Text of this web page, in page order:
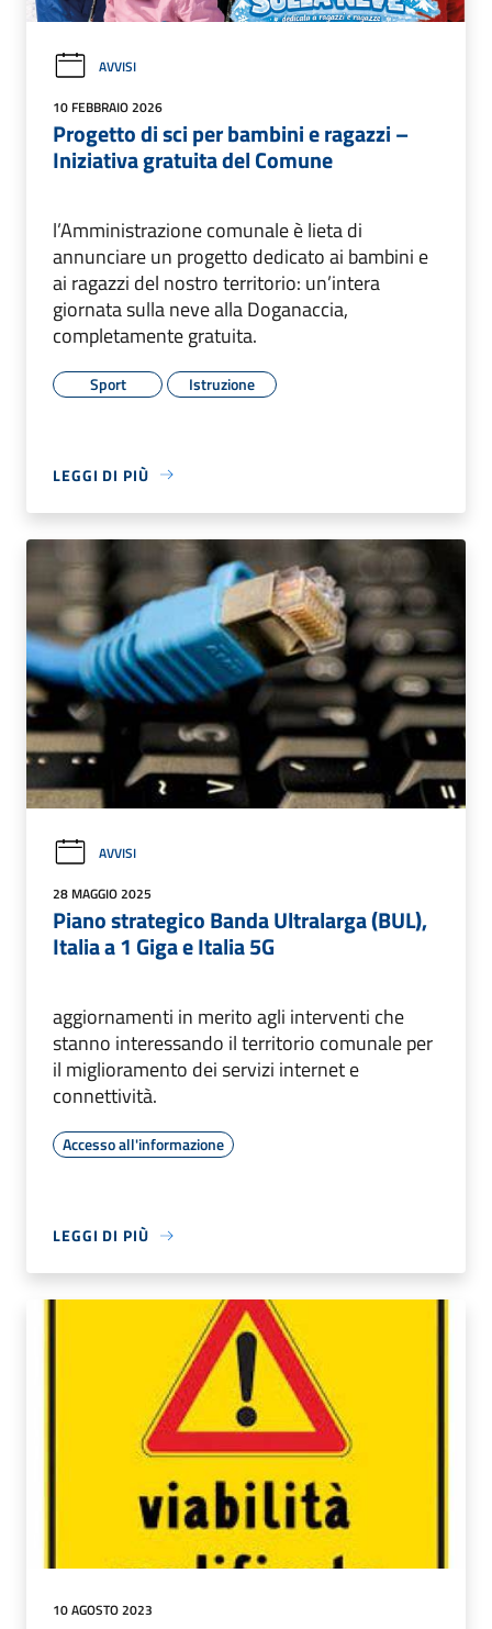
AVVISI
10 FEBBRAIO 2026
Progetto di sci per bambini e ragazzi –
Iniziativa gratuita del Comune
l’Amministrazione comunale è lieta di
annunciare un progetto dedicato ai bambini e
ai ragazzi del nostro territorio: un’intera
giornata sulla neve alla Doganaccia,
completamente gratuita.
Sport Istruzione
LEGGI DI PIÙ
AVVISI
28 MAGGIO 2025
Piano strategico Banda Ultralarga (BUL),
Italia a 1 Giga e Italia 5G
aggiornamenti in merito agli interventi che
stanno interessando il territorio comunale per
il miglioramento dei servizi internet e
connettività.
Accesso all'informazione
LEGGI DI PIÙ
10 AGOSTO 2023